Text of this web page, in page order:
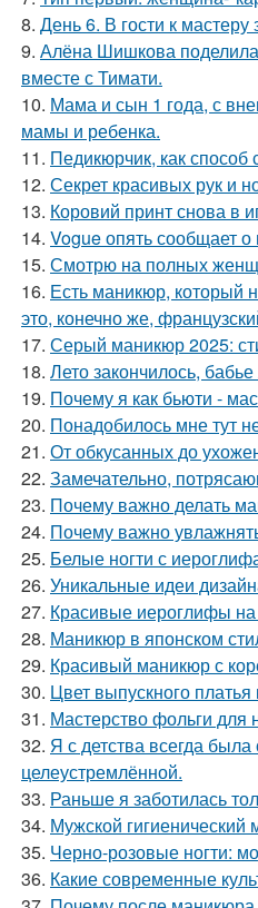
8. День 6. В гости к мастеру
9. Алёна Шишкова
вместе с Тимати.
10. Мама и сын 1 года, с
мамы и ребенка.
11. Педикюрчик, как способ
12. Секрет красивых рук и
13. Коровий принт снова в
14. Vogue опять сообщает
15. Смотрю на полных
16. Есть маникюр, который
это, конечно же,
17. Серый маникюр 2025:
18. Лето закончилось,
19. Почему я как бьюти -
20. Понадобилось мне тут
21. От обкусанных до
22. Замечательно,
23. Почему важно делать
24. Почему важно
25. Белые ногти с
26. Уникальные идеи
27. Красивые иероглифы на
28. Маникюр в японском
29. Красивый маникюр с
30. Цвет выпускного
31. Мастерство фольги для
32. Я с детства всегда
целеустремлённой.
33. Раньше я заботилась
34. Мужской
35. Черно-розовые ногти:
36. Какие современные